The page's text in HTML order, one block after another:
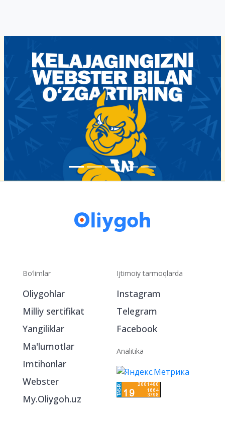
Bo‘limlar
Oliygohlar
Milliy sertifikat
Yangiliklar
Ma'lumotlar
Imtihonlar
Webster
My.Oliygoh.uz
Ijtimoiy tarmoqlarda
Instagram
Telegram
Facebook
Analitika